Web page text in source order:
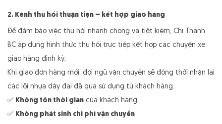
2. Kênh thu hồi thuận tiện – kết hợp giao hàng
Để đảm bảo việc thu hồi nhanh chóng và tiết kiệm, Chí Thành
BC áp dụng hình thức thu hồi trực tiếp kết hợp các chuyến xe
giao hàng định kỳ.
Khi giao đơn hàng mới, đội ngũ vận chuyển sẽ đồng thời nhận lại
các lõi nhựa dây đai đã qua sử dụng từ khách hàng.
✅ Không tốn thời gian của khách hàng
✅ Không phát sinh chi phí vận chuyển